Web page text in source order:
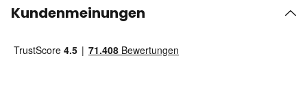
Kundenmeinungen